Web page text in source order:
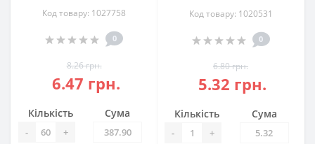
Код товару: 1027758
0
8.26 грн.
6.47 грн.
Кількість
- +
Сума
Код товару: 1020531
0
6.80 грн.
5.32 грн.
Кількість
- +
Сума